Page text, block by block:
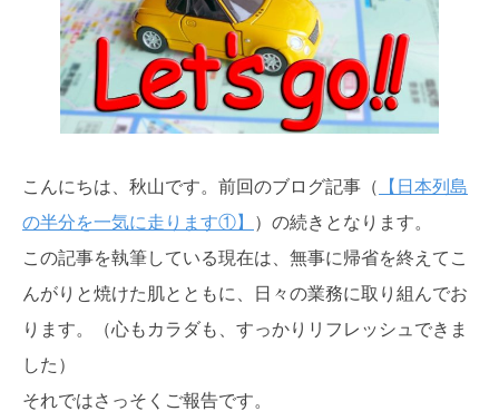
こんにちは、秋山です。前回のブログ記事（
【日本列島
の半分を一気に走ります①】
）の続きとなります。
この記事を執筆している現在は、無事に帰省を終えてこ
んがりと焼けた肌とともに、日々の業務に取り組んでお
ります。（心もカラダも、すっかりリフレッシュできま
した）
それではさっそくご報告です。